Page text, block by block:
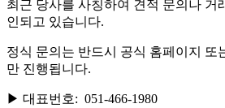
최근 당사를 사칭하여 견적 문의나 거
인되고 있습니다.
정식 문의는 반드시 공식 홈페이지 또
만 진행됩니다.
▶ 대표번호: 051-466-1980